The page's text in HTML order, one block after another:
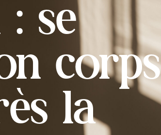
se
corps
la